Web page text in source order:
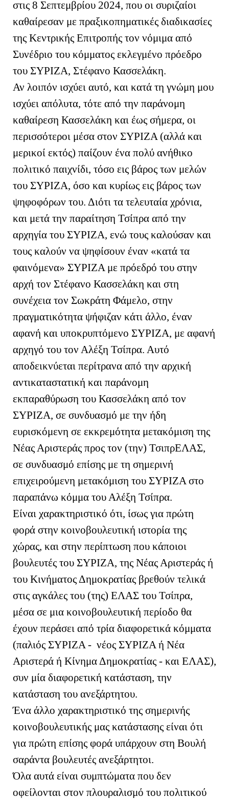
στις 8 Σεπτεμβρίου 2024, που οι συριζαίοι
καθαίρεσαν με πραξικοπηματικές διαδικασίες
της Κεντρικής Επιτροπής τον νόμιμα από
Συνέδριο του κόμματος εκλεγμένο πρόεδρο
του ΣΥΡΙΖΑ, Στέφανο Κασσελάκη.
Αν λοιπόν ισχύει αυτό, και κατά τη γνώμη μου
ισχύει απόλυτα, τότε από την παράνομη
καθαίρεση Κασσελάκη και έως σήμερα, οι
περισσότεροι μέσα στον ΣΥΡΙΖΑ (αλλά και
μερικοί εκτός) παίζουν ένα πολύ ανήθικο
πολιτικό παιχνίδι, τόσο εις βάρος των μελών
του ΣΥΡΙΖΑ, όσο και κυρίως εις βάρος των
ψηφοφόρων του. Διότι τα τελευταία χρόνια,
και μετά την παραίτηση Τσίπρα από την
αρχηγία του ΣΥΡΙΖΑ, ενώ τους καλούσαν και
τους καλούν να ψηφίσουν έναν «κατά τα
φαινόμενα» ΣΥΡΙΖΑ με πρόεδρό του στην
αρχή τον Στέφανο Κασσελάκη και στη
συνέχεια τον Σωκράτη Φάμελο, στην
πραγματικότητα ψήφιζαν κάτι άλλο, έναν
αφανή και υποκρυπτόμενο ΣΥΡΙΖΑ, με αφανή
αρχηγό του τον Αλέξη Τσίπρα. Αυτό
αποδεικνύεται περίτρανα από την αρχική
αντικαταστατική και παράνομη
εκπαραθύρωση του Κασσελάκη από τον
ΣΥΡΙΖΑ, σε συνδυασμό με την ήδη
ευρισκόμενη σε εκκρεμότητα μετακόμιση της
Νέας Αριστεράς προς τον (την) ΤσιπρΕΛΑΣ,
σε συνδυασμό επίσης με τη σημερινή
επιχειρούμενη μετακόμιση του ΣΥΡΙΖΑ στο
παραπάνω κόμμα του Αλέξη Τσίπρα.
Είναι χαρακτηριστικό ότι, ίσως για πρώτη
φορά στην κοινοβουλευτική ιστορία της
χώρας, και στην περίπτωση που κάποιοι
βουλευτές του ΣΥΡΙΖΑ, της Νέας Αριστεράς ή
του Κινήματος Δημοκρατίας βρεθούν τελικά
στις αγκάλες του (της) ΕΛΑΣ του Τσίπρα,
μέσα σε μια κοινοβουλευτική περίοδο θα
έχουν περάσει από τρία διαφορετικά κόμματα
(παλιός ΣΥΡΙΖΑ - νέος ΣΥΡΙΖΑ ή Νέα
Αριστερά ή Κίνημα Δημοκρατίας - και ΕΛΑΣ),
συν μία διαφορετική κατάσταση, την
κατάσταση του ανεξάρτητου.
Ένα άλλο χαρακτηριστικό της σημερινής
κοινοβουλευτικής μας κατάστασης είναι ότι
για πρώτη επίσης φορά υπάρχουν στη Βουλή
σαράντα βουλευτές ανεξάρτητοι.
Όλα αυτά είναι συμπτώματα που δεν
οφείλονται στον πλουραλισμό του πολιτικού